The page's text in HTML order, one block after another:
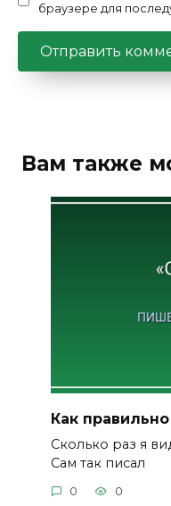
браузере для
Вам также
Как
Сколько раз я
Сам так писал
0 0